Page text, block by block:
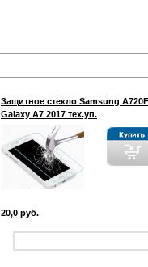
Защитное стекло Samsung A720F
Galaxy A7 2017 тех.уп.
20,0 руб.